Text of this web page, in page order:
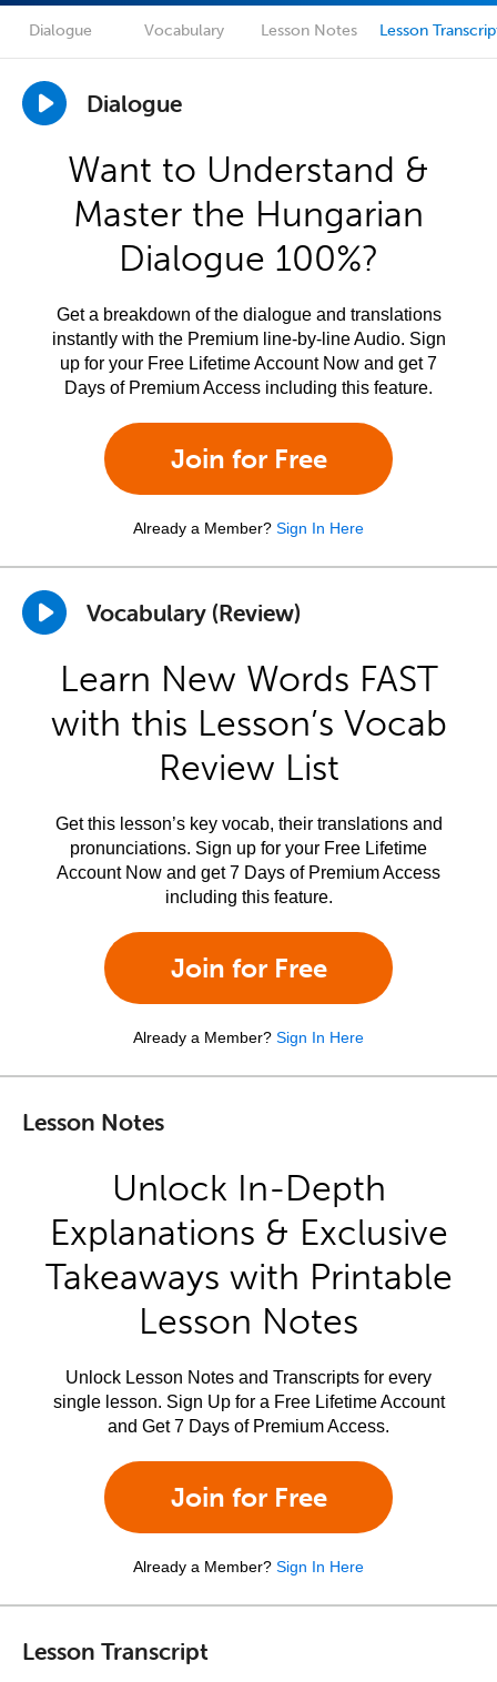
Dialogue Vocabulary Lesson Notes Lesson
Dialogue
Want to Understand &
Master the Hungarian
Dialogue 100%?
Get a breakdown of the dialogue and translations
instantly with the Premium line-by-line Audio. Sign
up for your Free Lifetime Account Now and get 7
Days of Premium Access including this feature.
Join for Free
Already a Member? Sign In Here
Vocabulary (Review)
Learn New Words FAST
with this Lesson’s Vocab
Review List
Get this lesson’s key vocab, their translations and
pronunciations. Sign up for your Free Lifetime
Account Now and get 7 Days of Premium Access
including this feature.
Join for Free
Already a Member? Sign In Here
Lesson Notes
Unlock In-Depth
Explanations & Exclusive
Takeaways with Printable
Lesson Notes
Unlock Lesson Notes and Transcripts for every
single lesson. Sign Up for a Free Lifetime Account
and Get 7 Days of Premium Access.
Join for Free
Already a Member? Sign In Here
Lesson Transcript